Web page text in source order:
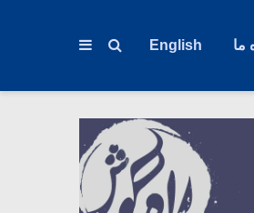
ما English